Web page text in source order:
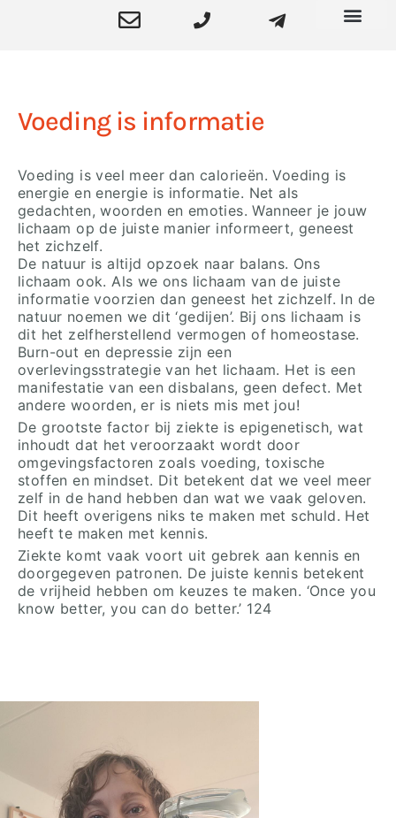
Voeding is informatie
Voeding is veel meer dan calorieën. Voeding is
energie en energie is informatie. Net als
gedachten, woorden en emoties. Wanneer je jouw
lichaam op de juiste manier informeert, geneest
het zichzelf.
De natuur is altijd opzoek naar balans. Ons
lichaam ook. Als we ons lichaam van de juiste
informatie voorzien dan geneest het zichzelf. In de
natuur noemen we dit ‘gedijen’. Bij ons lichaam is
dit het zelfherstellend vermogen of homeostase.
Burn-out en depressie zijn een
overlevingsstrategie van het lichaam. Het is een
manifestatie van een disbalans, geen defect. Met
andere woorden, er is niets mis met jou!
De grootste factor bij ziekte is epigenetisch, wat
inhoudt dat het veroorzaakt wordt door
omgevingsfactoren zoals voeding, toxische
stoffen en mindset. Dit betekent dat we veel meer
zelf in de hand hebben dan wat we vaak geloven.
Dit heeft overigens niks te maken met schuld. Het
heeft te maken met kennis.
Ziekte komt vaak voort uit gebrek aan kennis en
doorgegeven patronen. De juiste kennis betekent
de vrijheid hebben om keuzes te maken. ‘Once you
know better, you can do better.’ 124